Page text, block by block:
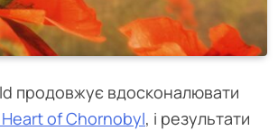
продовжує вдосконалювати
Heart of Chornobyl, і результати